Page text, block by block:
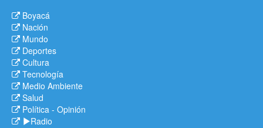
Boyacá
Nación
Mundo
Deportes
Cultura
Tecnología
Medio Ambiente
Salud
Política - Opinión
Radio